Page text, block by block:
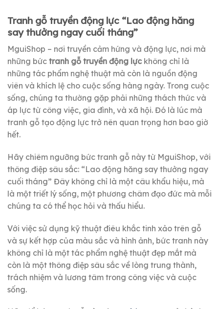
Tranh gỗ truyền động lực “Lao động hăng
say thưởng ngay cuối tháng”
MguiShop – nơi truyền cảm hứng và động lực, nơi mà
những bức tranh gỗ truyền động lực không chỉ là
những tác phẩm nghệ thuật mà còn là nguồn động
viên và khích lệ cho cuộc sống hàng ngày. Trong cuộc
sống, chúng ta thường gặp phải những thách thức và
áp lực từ công việc, gia đình, và xã hội. Đó là lúc mà
tranh gỗ tạo động lực trở nên quan trọng hơn bao giờ
hết.
Hãy chiêm ngưỡng bức tranh gỗ này từ MguiShop, với
thông điệp sâu sắc: “Lao động hăng say thưởng ngay
cuối tháng” Đây không chỉ là một câu khẩu hiệu, mà
là một triết lý sống, một phương châm đạo đức mà mỗi
chúng ta có thể học hỏi và thấu hiểu.
Với việc sử dụng kỹ thuật điêu khắc tinh xảo trên gỗ
và sự kết hợp của màu sắc và hình ảnh, bức tranh này
không chỉ là một tác phẩm nghệ thuật đẹp mắt mà
còn là một thông điệp sâu sắc về lòng trung thành,
trách nhiệm và lương tâm trong công việc và cuộc
sống.